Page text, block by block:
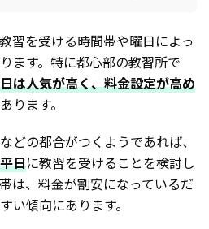
習を受ける時間帯や曜日によっ
ます。特に都心部の教習所で
は人気が高く、料金設定が高め
ります。
どの都合がつくようであれば、
日に教習を受けることを検討し
は、料金が割安になっているだ
い傾向にあります。